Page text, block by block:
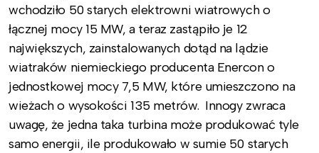
wchodziło 50 starych elektrowni wiatrowych o
łącznej mocy 15 MW, a teraz zastąpiło je 12
największych, zainstalowanych dotąd na lądzie
wiatraków niemieckiego producenta Enercon o
jednostkowej mocy 7,5 MW, które umieszczono na
wieżach o wysokości 135 metrów. Innogy zwraca
uwagę, że jedna taka turbina może produkować tyle
samo energii, ile produkowało w sumie 50 starych